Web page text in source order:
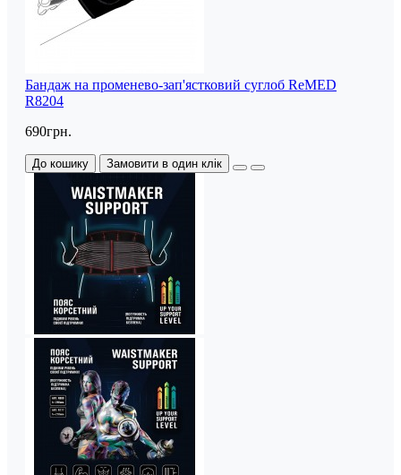
Бандаж на променево-зап'ястковий суглоб ReMED
R8204
690грн.
До кошику Замовити в один клік